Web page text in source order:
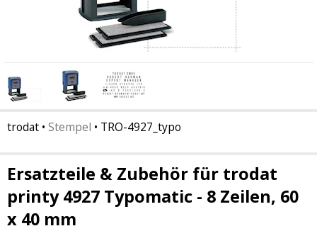
trodat • Stempel • TRO-4927_typo
Ersatzteile & Zubehör für trodat
printy 4927 Typomatic - 8 Zeilen, 60
x 40 mm